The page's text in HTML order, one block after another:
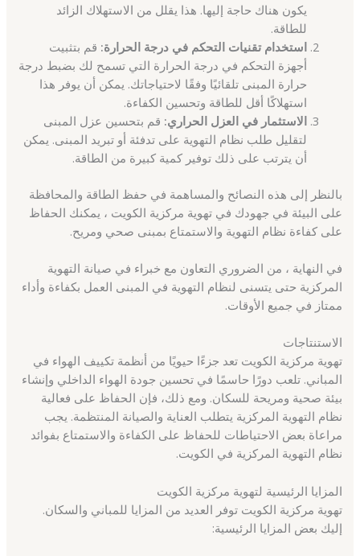
يكون هناك حاجة إليها. هذا يقلل من الاستهلاك الزائد
للطاقة.
استخدام تقنيات التحكم في درجة الحرارة: قم بتثبيت
أجهزة التحكم في درجة الحرارة التي تسمح لك بضبط درجة
حرارة المبنى تلقائيًا وفقًا لاحتياجاتك. يمكن أن يوفر هذا
استهلاكًا أقل للطاقة وتحسين الكفاءة.
الاستثمار في العزل الحراري: قم بتحسين عزل المبنى
لتقليل طلب نظام التهوية على تدفئة أو تبريد المبنى. يمكن
أن يترتب على ذلك توفير كمية كبيرة من الطاقة.
بالنظر إلى هذه النصائح والمساهمة في حفظ الطاقة والمحافظة
على البيئة في جهودك في تهوية مركزية الكويت ، يمكنك الحفاظ
على كفاءة نظام التهوية والاستمتاع بمبنى صحي ومريح.
في النهاية ، من الضروري التعاون مع خبراء في صيانة التهوية
المركزية حتى يتسنى لنظام التهوية في المبنى العمل بكفاءة وأداء
ممتاز في جميع الأوقات.
الاستنتاجات
تهوية مركزية الكويت تعد جزءًا حيويًا من أنظمة تكييف الهواء في
المباني. تلعب دورًا حاسمًا في تحسين جودة الهواء الداخلي وإنشاء
بيئة صحية ومريحة للسكان. ومع ذلك، فإن الحفاظ على فعالية
نظام التهوية المركزية يتطلب العناية والصيانة المنتظمة. يجب
مراعاة بعض الاحتياطات للحفاظ على الكفاءة والاستمتاع بفوائد
نظام التهوية المركزية في الكويت.
المزايا الرئيسية لتهوية مركزية الكويت
تهوية مركزية الكويت توفر العديد من المزايا للمباني والسكان.
إليك بعض المزايا الرئيسية: